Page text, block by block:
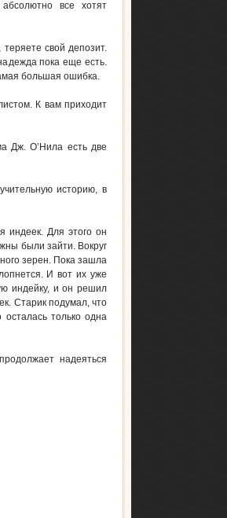
все хотят
свой депозит.
пока еще есть.
большая ошибка.
К вам приходит
Дж. О’Нила есть две
историю, в
индеек. Для этого он
были зайти. Вокруг
зерен. Пока зашла
И вот их уже
индейку, и он решил
Старик подумал, что
только одна
надеяться